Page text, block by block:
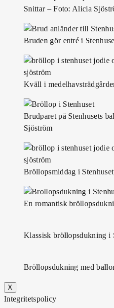
Snittar – Foto: Alicia
Bruden gör entré i
Kväll i
Brudparet på Stenhusets
Sjöström
Bröllopsmiddag i
En romantisk
Klassisk bröllopsdukning i
Bröllopsdukning med
X
Integritetspolicy